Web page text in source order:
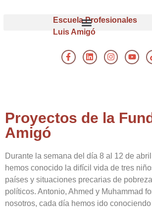
Escuela Profesionales
Luis Amigó
Proyectos de la
Amigó
Durante la semana del día 8 al 12 de
hemos conocido la difícil vida de tres
países y situaciones precarias de
políticos. Antonio, Ahmed y Muhammad
nosotros, cada día hemos ido